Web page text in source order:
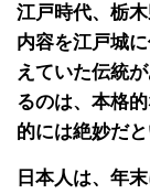
江戸時代、栃
内容を江戸城
えていた伝統
るのは、本格
的には絶妙だ
日本人は、年